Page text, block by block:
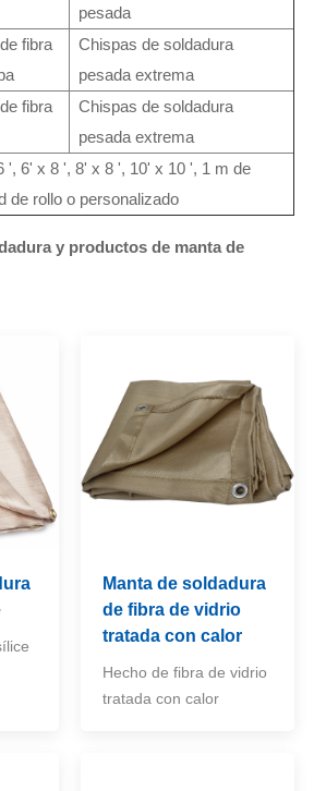
pesada
fibra
Chispas de soldadura
pesada extrema
fibra
Chispas de soldadura
pesada extrema
', 6' x 8 ', 8' x 8 ', 10' x 10 ', 1 m de
de rollo o personalizado
y productos de manta de
Manta de soldadura
de fibra de vidrio
tratada con calor
Hecho de fibra de vidrio
tratada con calor